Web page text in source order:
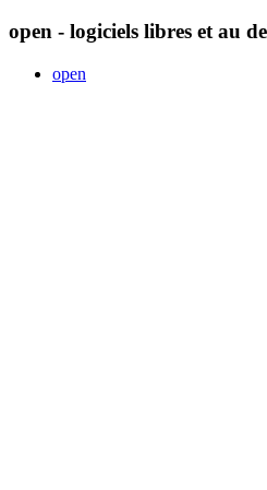
open - logiciels libres et au
open